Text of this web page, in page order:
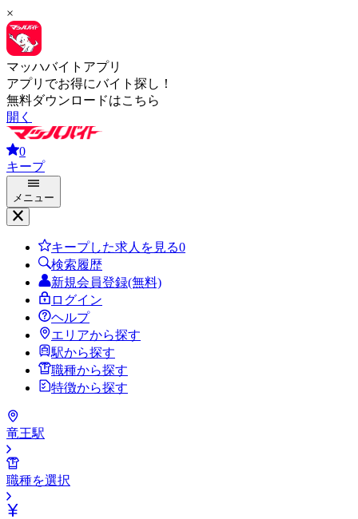
×
マッハバイトアプリ
アプリでお得にバイト探し！
無料ダウンロードはこちら
開く
0
キープ
メニュー
キープした求人を見る0
検索履歴
新規会員登録(無料)
ログイン
ヘルプ
エリアから探す
駅から探す
職種から探す
特徴から探す
竜王駅
職種を選択